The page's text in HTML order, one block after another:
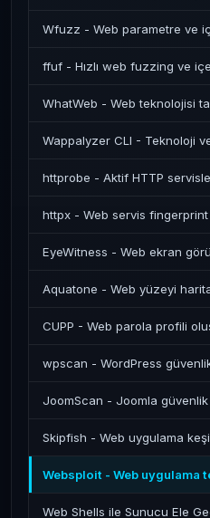
Wfuzz - Web parametre ve
ffuf - Hızlı web fuzzing ve
WhatWeb - Web teknolojisi
Wappalyzer CLI - Teknoloji
httprobe - Aktif HTTP
httpx - Web servis
EyeWitness - Web ekran
Aquatone - Web yüzeyi
CUPP - Web parola profili
wpscan - WordPress
JoomScan - Joomla güvenlik
Skipfish - Web uygulama
Websploit - Web uygulama
Web Shells ile Sunucu Ele